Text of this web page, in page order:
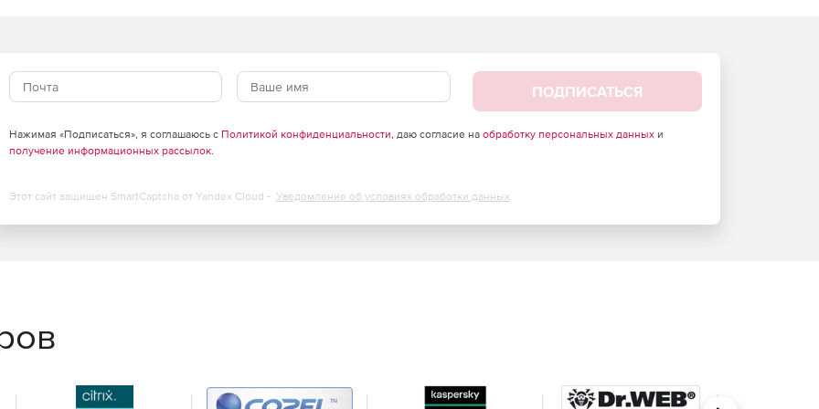
– из растрового в векторные.
распространенных вопросов.
3D документы.
ПОДПИСАТЬСЯ
Нажимая «Подписаться», я соглашаюсь с Политикой конфиденциальности, даю согласие на обработку персональных данныхи
получение информационных рассылок.
Этот сайт защищен SmartCaptcha от Yandex Cloud - Уведомление об условиях обработки данных